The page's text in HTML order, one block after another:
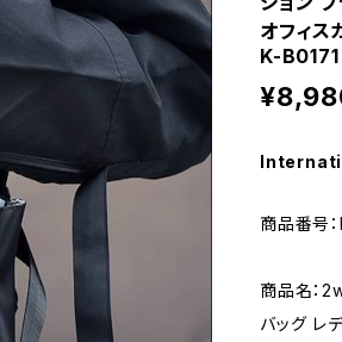
オフィ
K-B0171
商品番号
商品名：
バッグ レ